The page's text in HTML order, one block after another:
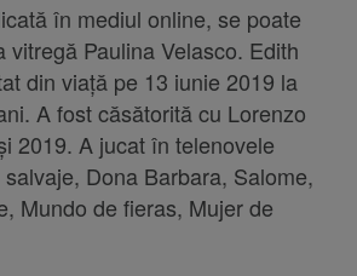
în mediul online, se poate
vitregă Paulina Velasco. Edith
din viață pe 13 iunie 2019 la
A fost căsătorită cu Lorenzo
2019. A jucat în telenovele
Dona Barbara, Salome,
Mundo de fieras, Mujer de